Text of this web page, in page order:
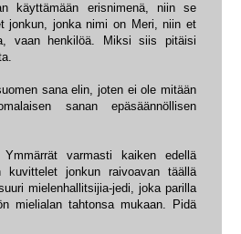
käyttämään erisnimenä, niin se
jonkun, jonka nimi on Meri, niin et
vaan henkilöä. Miksi siis pitäisi
sana elin, joten ei ole mitään
sanan epäsäännöllisen
varmasti kaiken edellä
jonkun raivoavan täällä
mielenhallitsijia-jedi, joka parilla
mielialan tahtonsa mukaan. Pidä